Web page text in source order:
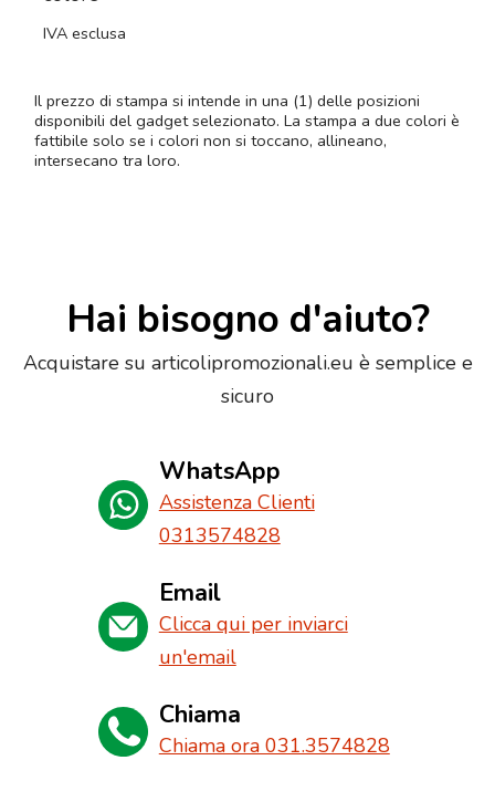
IVA esclusa
Il prezzo di stampa si intende in una (1) delle posizioni
disponibili del gadget selezionato. La stampa a due colori è
fattibile solo se i colori non si toccano, allineano,
intersecano tra loro.
Hai bisogno d'aiuto?
Acquistare su articolipromozionali.eu è semplice e
sicuro
WhatsApp
Assistenza Clienti
0313574828
Email
Clicca qui per inviarci
un'email
Chiama
Chiama ora 031.3574828